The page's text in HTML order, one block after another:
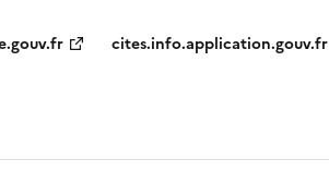
cites.info.application.gouv.fr